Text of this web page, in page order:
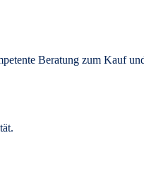
Beratung zum Kauf